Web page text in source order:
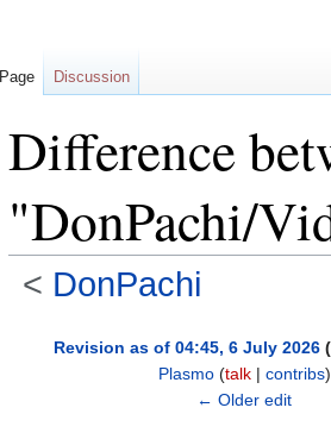
Difference
"DonPachi/
< DonPachi
Revision as of 04:45, 6 July 2026 (
Plasmo (talk| contribs)
← Older edit
Page Discussion